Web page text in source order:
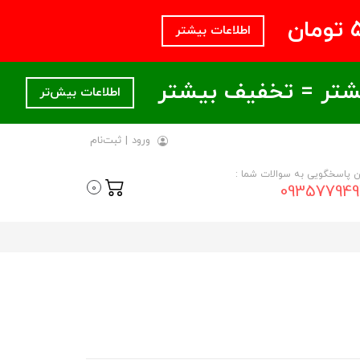
اطلاعات بیشتر
اطلاعات بیش‌تر
ورود | ثبت‌نام
پاسخگویی به سوالات شما :
0